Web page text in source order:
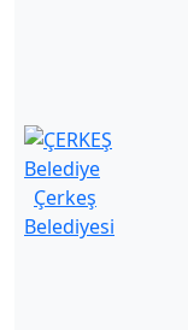
Çerkeş
Belediyesi